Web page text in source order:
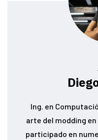
Ing. en
arte del modding
participado en